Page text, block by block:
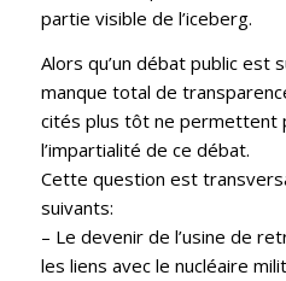
partie visible de l’iceberg.
Alors qu’un débat public est
manque total de
cités plus tôt ne permettent
l’impartialité de ce débat.
Cette question est
suivants:
– Le devenir de l’usine de
les liens avec le nucléaire